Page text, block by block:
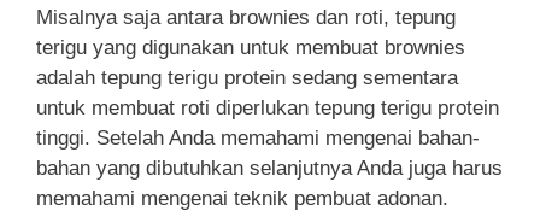
Misalnya saja antara brownies dan roti, tepung
terigu yang digunakan untuk membuat brownies
adalah tepung terigu protein sedang sementara
untuk membuat roti diperlukan tepung terigu protein
tinggi. Setelah Anda memahami mengenai bahan-
bahan yang dibutuhkan selanjutnya Anda juga harus
memahami mengenai teknik pembuat adonan.